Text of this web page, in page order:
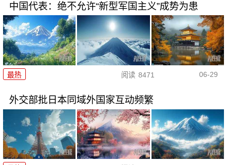
中国代表：绝不允许“新型军国主义”成势为患
最热 阅读 8471 06-29
外交部批日本同域外国家互动频繁